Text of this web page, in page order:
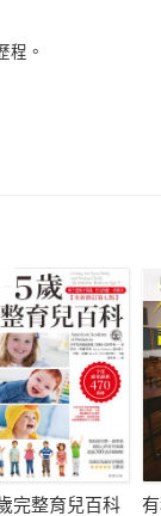
。
閱讀推手群
裘旼旼Ｘ許慧
許多，
是看不到哪些
」成為生活日
」，
的寫照。
完整育兒百科